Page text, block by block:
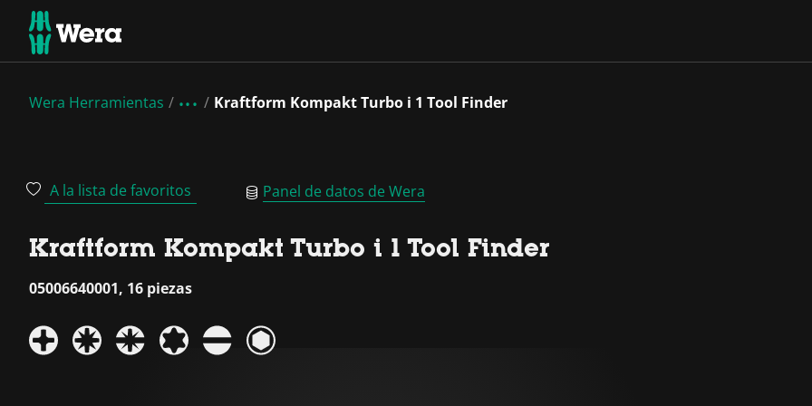
Wera Herramientas Kraftform Kompakt Turbo i 1 Tool Finder
A la lista de favoritos Panel de datos de Wera
Kraftform Kompakt Turbo i 1 Tool Finder
05006640001, 16 piezas